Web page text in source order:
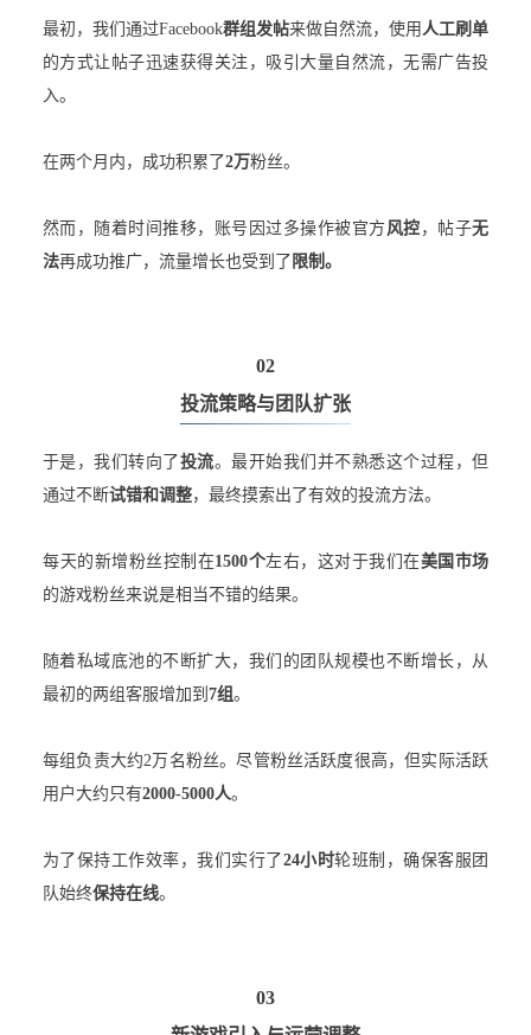
最初，我们通过Facebook群组发帖来做自然流，使用 人工刷单
的方式让帖子迅速获得关注，吸引大量自然流，无需广告投
入。
在两个月内，成功积累了2万粉丝。
然而，随着时间推移，账号因过多操作被官方 风控 ，帖子无
法再成功推广，流量增长也受到了 限制。
02
投流策略与团队扩张
于是，我们转向了 投流。最开始我们并不熟悉这个过程，但
通过不断试错和调整，最终摸索出了有效的投流方法。
每天的新增粉丝控制在1500个左右，这对于我们在美国市场
的游戏粉丝来说是相当不错的结果。
随着私域底池的不断扩大，我们的团队规模也不断增长，从
最初的两组客服增加到 7组。
每组负责大约2万名粉丝。尽管粉丝活跃度很高，但实际活跃
用户大约只有2000-5000人。
为了保持工作效率，我们实行了 24小时轮班制，确保客服团
队始终保持在线。
03